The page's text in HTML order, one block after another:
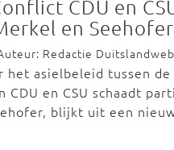
CDU en
en Seehofer
Redactie Duitslandweb
het asielbeleid tussen de
CDU en CSU schaadt
blijkt uit een